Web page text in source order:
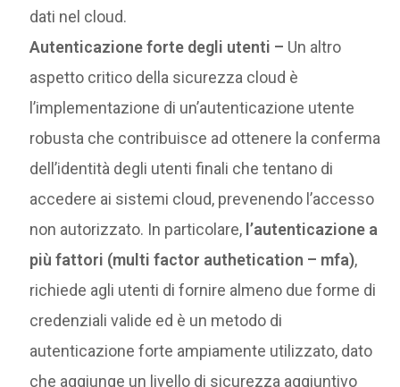
dati nel cloud.
Autenticazione forte degli utenti – Un altro
aspetto critico della sicurezza cloud è
l’implementazione di un’autenticazione utente
robusta che contribuisce ad ottenere la conferma
dell’identità degli utenti finali che tentano di
accedere ai sistemi cloud, prevenendo l’accesso
non autorizzato. In particolare, l’autenticazione a
più fattori (multi factor authetication – mfa),
richiede agli utenti di fornire almeno due forme di
credenziali valide ed è un metodo di
autenticazione forte ampiamente utilizzato, dato
che aggiunge un livello di sicurezza aggiuntivo